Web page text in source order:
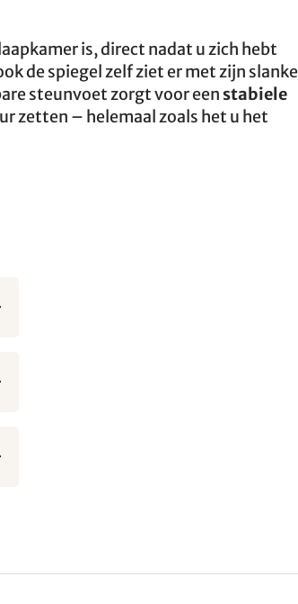
is, direct nadat u zich hebt
de spiegel zelf ziet er met zijn slanke
steunvoet zorgt voor een stabiele
zetten – helemaal zoals het u het